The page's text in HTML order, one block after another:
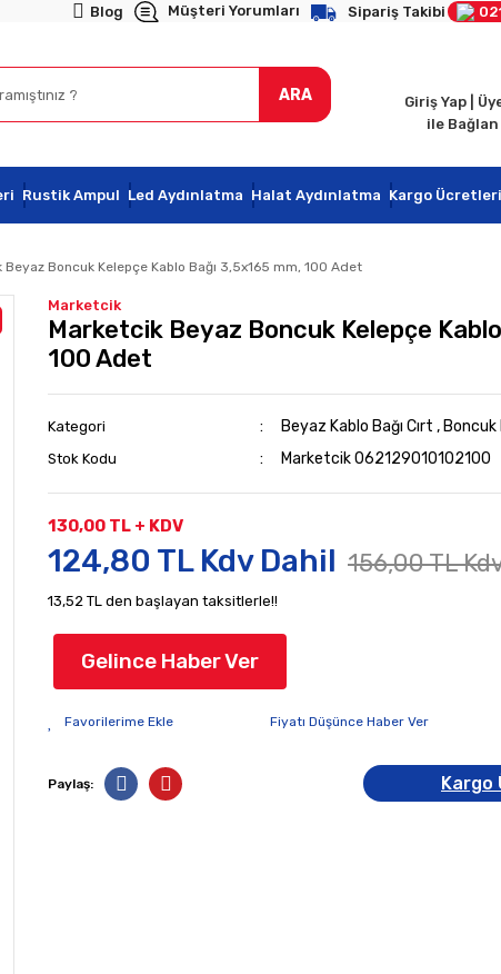
Blog Müşteri Yorumları Sipariş Takibi
ARA
Giriş Yap |
ile Bağlan
Rustik Ampul Led Aydınlatma Halat Aydınlatma Kargo
Beyaz Boncuk Kelepçe Kablo Bağı 3,5x165 mm, 100 Adet
Marketcik
Marketcik Beyaz Boncuk Kelepçe
100 Adet
Kategori Beyaz Kablo Bağı Cırt , Boncuk
Stok Kodu Marketcik 062129010102100
130,00 TL + KDV
124,80 TL Kdv Dahil 156,00 TL
13,52 TL den başlayan taksitlerle!!
Gelince Haber Ver
Fiyatı Düşünce Haber Ver
Paylaş: Kargo